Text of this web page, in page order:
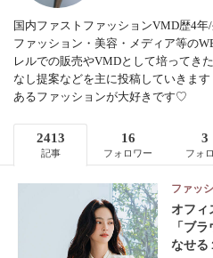
国内ファストファッションVMD歴4
ファッション・美容・メディア等の
レルでの販売やVMDとして培ってき
なし提案などを主に投稿していきま
あるファッションが大好きです♡
2413
記事
16
フォロワー
3
フォ
ファッ
オフィ
「ブ
なせる